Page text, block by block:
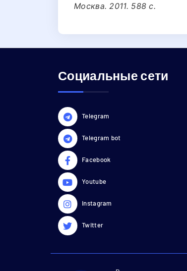
Москва. 2011. 588 с.
Социальные сети
Telegram
Telegram bot
Facebook
Youtube
Instagram
Twitter